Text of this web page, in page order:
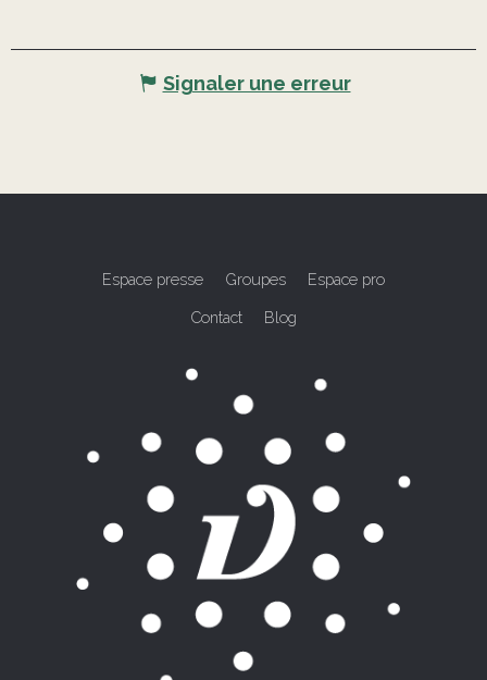
Signaler une erreur
Espace presse Groupes Espace pro
Contact Blog